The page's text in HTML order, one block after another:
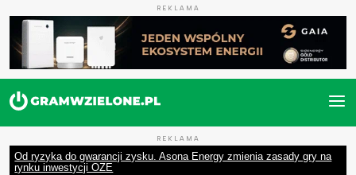
REKLAMA
REKLAMA
Od ryzyka do gwarancji zysku. Asona Energy zmienia zasady gry na
rynku inwestycji OZE